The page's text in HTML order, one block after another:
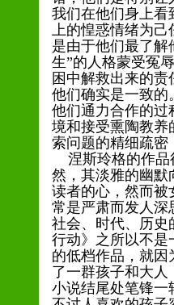
我们在他们身上看
上的惶惑情绪为己
是由于他们最了解
生”的人格蒙受冤
困中解救出来的
他们确实是一致的
他们通力合作的过
境和接受熏陶教养
索问题的精细疏密
涅斯玲格的作品
然，其淡雅的幽默
读者的心，然而被
常是严肃而发人深
社会、时代、历史
行动》之所以不是
的低档作品，就
了一群孩子和大
小说结尾处笔锋一